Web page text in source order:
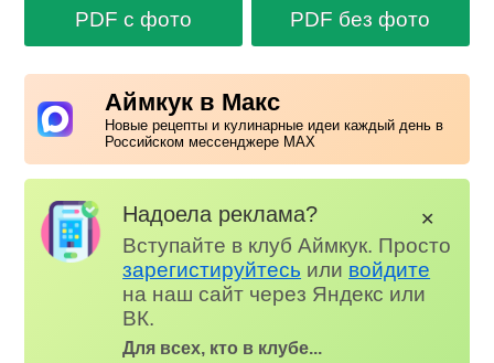
PDF с фото PDF без фото
Аймкук в Макс
Новые рецепты и кулинарные идеи каждый день в
Российском мессенджере MAX
Надоела реклама?
Вступайте в клуб Аймкук. Просто
зарегистируйтесь или войдите
на наш сайт через Яндекс или
ВК.
Для всех, кто в клубе...
✕